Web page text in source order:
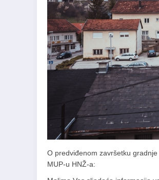
O predviđenom završetku
MUP-u HNŽ-a: